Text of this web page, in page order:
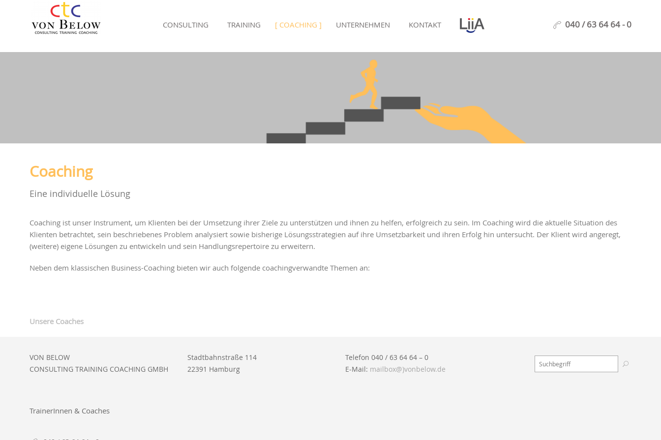
040 / 63 64 64 - 0
CONSULTING TRAINING COACHING UNTERNEHMEN KONTAKT
Coaching
Eine individuelle Lösung
Coaching ist unser Instrument, um Klienten bei der Umsetzung ihrer Ziele zu unterstützen und ihnen zu helfen, erfolgreich zu sein. Im Coaching wird die aktuelle Situation des
Klienten betrachtet, sein beschriebenes Problem analysiert sowie bisherige Lösungsstrategien auf ihre Umsetzbarkeit und ihren Erfolg hin untersucht. Der Klient wird angeregt,
(weitere) eigene Lösungen zu entwickeln und sein Handlungsrepertoire zu erweitern.
Neben dem klassischen Business-Coaching bieten wir auch folgende coachingverwandte Themen an:
Unsere Coaches
VON BELOW
CONSULTING TRAINING COACHING GMBH
TrainerInnen & Coaches
Stadtbahnstraße 114
22391 Hamburg
Telefon 040 / 63 64 64 – 0
E-Mail: mailbox@)vonbelow.de